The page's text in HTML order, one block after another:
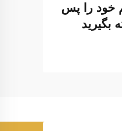
خود را پس